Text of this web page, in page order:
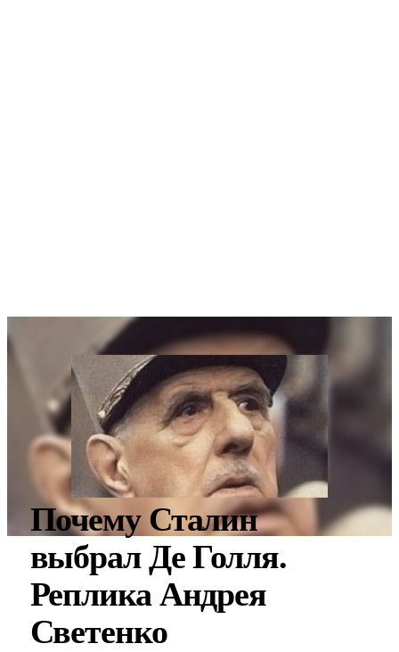
Почему Сталин
выбрал Де Голля.
Реплика Андрея
Светенко